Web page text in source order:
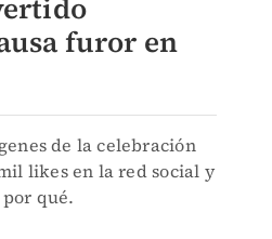
furor en
de la celebración
likes en la red social y
qué.